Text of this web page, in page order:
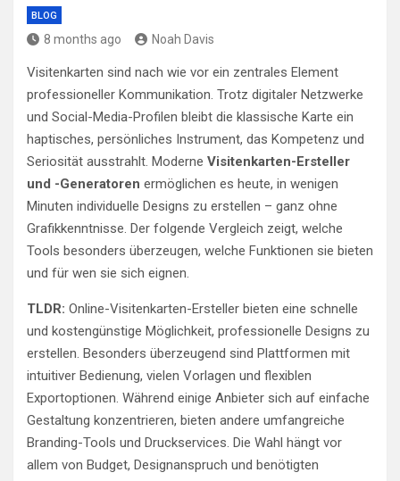
BLOG
8 months ago Noah Davis
Visitenkarten sind nach wie vor ein zentrales Element
professioneller Kommunikation. Trotz digitaler Netzwerke
und Social-Media-Profilen bleibt die klassische Karte ein
haptisches, persönliches Instrument, das Kompetenz und
Seriosität ausstrahlt. Moderne Visitenkarten-Ersteller
und -Generatoren ermöglichen es heute, in wenigen
Minuten individuelle Designs zu erstellen – ganz ohne
Grafikkenntnisse. Der folgende Vergleich zeigt, welche
Tools besonders überzeugen, welche Funktionen sie bieten
und für wen sie sich eignen.
TLDR: Online-Visitenkarten-Ersteller bieten eine schnelle
und kostengünstige Möglichkeit, professionelle Designs zu
erstellen. Besonders überzeugend sind Plattformen mit
intuitiver Bedienung, vielen Vorlagen und flexiblen
Exportoptionen. Während einige Anbieter sich auf einfache
Gestaltung konzentrieren, bieten andere umfangreiche
Branding-Tools und Druckservices. Die Wahl hängt vor
allem von Budget, Designanspruch und benötigten